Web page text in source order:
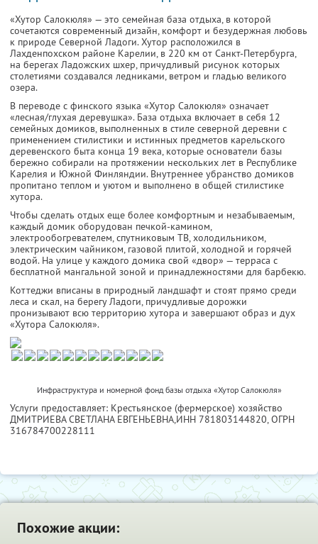
«Хутор Салокюля» — это семейная база отдыха, в которой
сочетаются современный дизайн, комфорт и безудержная любовь
к природе Северной Ладоги. Хутор расположился в
Лахденпохском районе Карелии, в 220 км от Санкт-Петербурга,
на берегах Ладожских шхер, причудливый рисунок которых
столетиями создавался ледниками, ветром и гладью великого
озера.
В переводе с финского языка «Хутор Салокюля» означает
«лесная/глухая деревушка». База отдыха включает в себя 12
семейных домиков, выполненных в стиле северной деревни с
применением стилистики и истинных предметов карельского
деревенского быта конца 19 века, которые основатели базы
бережно собирали на протяжении нескольких лет в Республике
Карелия и Южной Финляндии. Внутреннее убранство домиков
пропитано теплом и уютом и выполнено в общей стилистике
хутора.
Чтобы сделать отдых еще более комфортным и незабываемым,
каждый домик оборудован печкой-камином,
электрообогревателем, спутниковым ТВ, холодильником,
электрическим чайником, газовой плитой, холодной и горячей
водой. На улице у каждого домика свой «двор» — терраса с
бесплатной мангальной зоной и принадлежностями для барбекю.
Коттеджи вписаны в природный ландшафт и стоят прямо среди
леса и скал, на берегу Ладоги, причудливые дорожки
пронизывают всю территорию хутора и завершают образ и дух
«Хутора Салокюля».
Инфраструктура и номерной фонд базы отдыха «Хутор Салокюля»
Услуги предоставляет: Крестьянское (фермерское) хозяйство
ДМИТРИЕВА СВЕТЛАНА ЕВГЕНЬЕВНА,ИНН 781803144820, ОГРН
316784700228111
Похожие акции: